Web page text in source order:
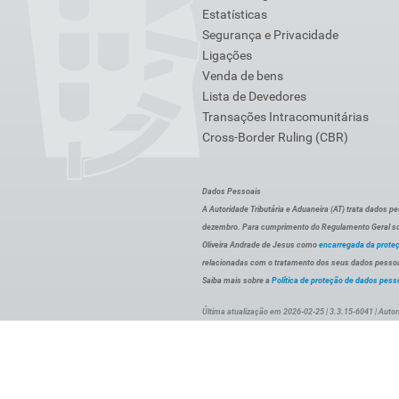
Estatísticas
Segurança e Privacidade
Ligações
Venda de bens
Lista de Devedores
Transações Intracomunitárias
Cross-Border Ruling (CBR)
Dados Pessoais
A Autoridade Tributária e Aduaneira (AT) trata dados
dezembro. Para cumprimento do Regulamento Geral
Oliveira Andrade de Jesus como encarregada da
relacionadas com o tratamento dos seus dados
Saiba mais sobre a Política de proteção de dados
Última atualização em 2026-02-25 | 3.3.15-6041 |